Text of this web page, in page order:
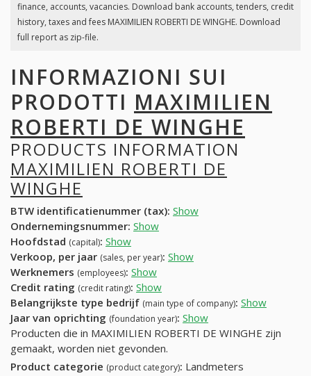
finance, accounts, vacancies. Download bank accounts, tenders, credit
history, taxes and fees MAXIMILIEN ROBERTI DE WINGHE. Download
full report as zip-file.
INFORMAZIONI SUI
PRODOTTI MAXIMILIEN
ROBERTI DE WINGHE
PRODUCTS INFORMATION
MAXIMILIEN ROBERTI DE
WINGHE
BTW identificatienummer (tax): Show
Ondernemingsnummer: Show
Hoofdstad (capital): Show
Verkoop, per jaar (sales, per year): Show
Werknemers (employees): Show
Credit rating (credit rating): Show
Belangrijkste type bedrijf (main type of company): Show
Jaar van oprichting (foundation year): Show
Producten die in MAXIMILIEN ROBERTI DE WINGHE zijn
gemaakt, worden niet gevonden.
Product categorie (product category): Landmeters